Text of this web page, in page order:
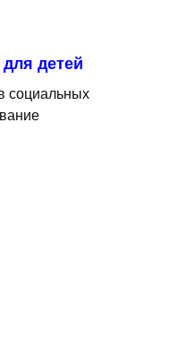
детей
социальных